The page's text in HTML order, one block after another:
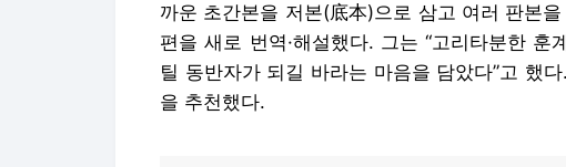
까운 초간본을 저본(底本)으로 삼고 여러 판본
편을 새로 번역·해설했다. 그는 “고리타분한
틸 동반자가 되길 바라는 마음을 담았다”고 했
을 추천했다.